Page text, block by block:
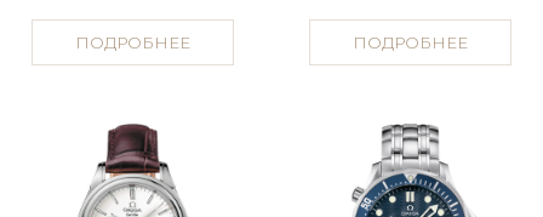
ПОДРОБНЕЕ ПОДРОБНЕЕ